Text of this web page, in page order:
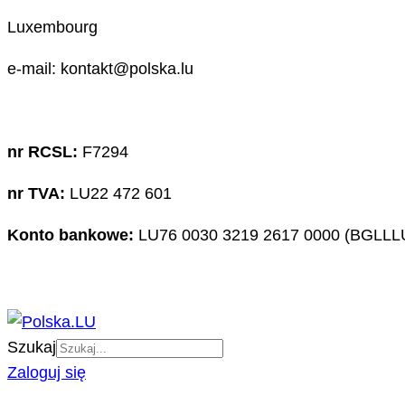
Luxembourg
e-mail: kontakt@polska.lu
nr RCSL: F7294
nr TVA: LU22 472 601
Konto bankowe: LU76 0030 3219 2617 0000
Szukaj
Zaloguj się